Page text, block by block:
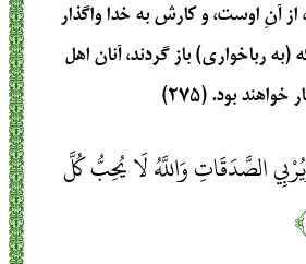
از آنِ اوست‏، و كارش به خدا واگذار
رباخوارى‏) باز گردند، آنان اهل
بود. (۲۷۵)
الصَّدَقَاتِ وَاللَّهُ لَا يُحِبُّ كُلَّ